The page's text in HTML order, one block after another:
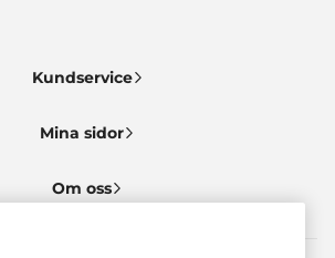
Kundservice
Mina sidor
Om oss